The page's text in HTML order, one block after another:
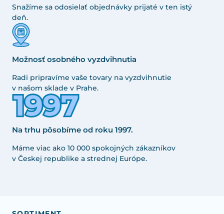
Snažíme sa odosielať objednávky prijaté v ten istý
deň.
Možnosť osobného vyzdvihnutia
Radi pripravíme vaše tovary na vyzdvihnutie
v našom sklade v Prahe.
Na trhu pôsobíme od roku 1997.
Máme viac ako 10 000 spokojných zákazníkov
v Českej republike a strednej Európe.